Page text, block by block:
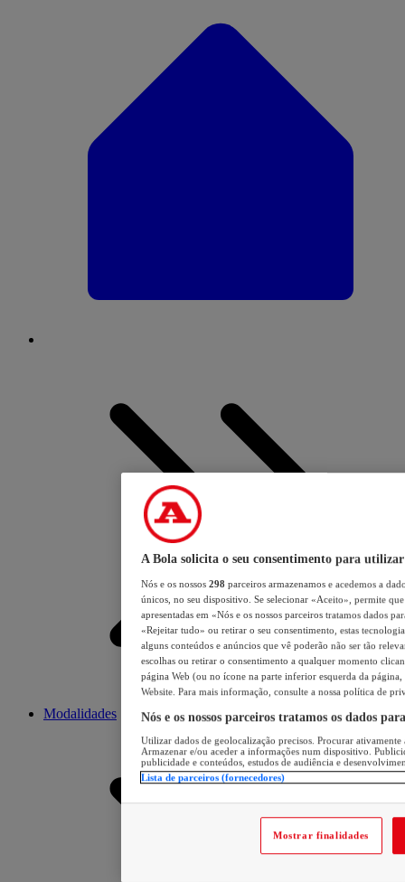
Modalidades
A Bola solicita o seu consentimento para utilizar
Nós e os nossos 298 parceiros armazenamos e acedemos a
únicos, no seu dispositivo. Se selecionar «Aceito», permite
apresentadas em «Nós e os nossos parceiros tratamos dados
«Rejeitar tudo» ou retirar o seu consentimento, estas
alguns conteúdos e anúncios que vê poderão não ser tão
escolhas ou retirar o consentimento a qualquer momento
página Web (ou no ícone na parte inferior esquerda da página,
Website. Para mais informação, consulte a nossa política de
Nós e os nossos parceiros tratamos os dados
Utilizar dados de geolocalização precisos. Procurar
Armazenar e/ou aceder a informações num dispositivo.
publicidade e conteúdos, estudos de audiência e
Lista de parceiros (fornecedores)
Mostrar finalidades